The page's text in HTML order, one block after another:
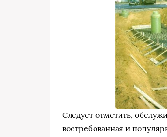
Следует отметить,
востребованная и